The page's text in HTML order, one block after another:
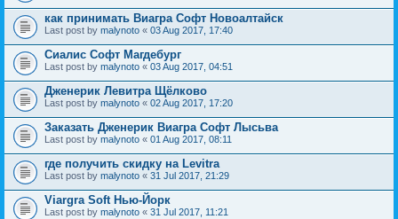
как принимать Виагра Софт Новоалтайск
Last post by malynoto « 03 Aug 2017, 17:40
Сиалис Софт Магдебург
Last post by malynoto « 03 Aug 2017, 04:51
Дженерик Левитра Щёлково
Last post by malynoto « 02 Aug 2017, 17:20
Заказать Дженерик Виагра Софт Лысьва
Last post by malynoto « 01 Aug 2017, 08:11
где получить скидку на Levitra
Last post by malynoto « 31 Jul 2017, 21:29
Viargra Soft Нью-Йорк
Last post by malynoto « 31 Jul 2017, 11:21